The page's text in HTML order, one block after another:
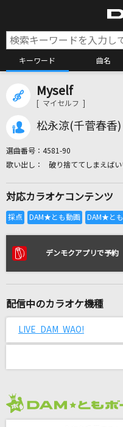
キーワード 曲名
カラ
全
リアルタイム
晴る
ガラスを割れ!
Myself
[ マイセルフ ]
松永涼(千菅春香)
選曲番号： 4581-90
破り捨ててしまえばい
対応カラオケコンテンツ
デンモクアプリで予約
配信中のカラオケ機種
LIVE DAM WAO!